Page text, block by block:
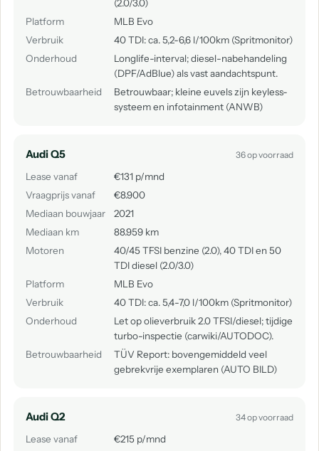
(2.0/3.0)
Platform
MLB Evo
Verbruik
40 TDI: ca. 5,2-6,6 l/100km (Spritmonitor)
Onderhoud
Longlife-interval; diesel-nabehandeling
(DPF/AdBlue) als vast aandachtspunt.
Betrouwbaarheid
Betrouwbaar; kleine euvels zijn keyless-
systeem en infotainment (ANWB)
Audi Q5 36 op voorraad
Lease vanaf
€131 p/mnd
Vraagprijs vanaf
€8.900
Mediaan bouwjaar
2021
Mediaan km
88.959 km
Motoren
40/45 TFSI benzine (2.0), 40 TDI en 50
TDI diesel (2.0/3.0)
Platform
MLB Evo
Verbruik
40 TDI: ca. 5,4-7,0 l/100km (Spritmonitor)
Onderhoud
Let op olieverbruik 2.0 TFSI/diesel; tijdige
turbo-inspectie (carwiki/AUTODOC).
Betrouwbaarheid
TÜV Report: bovengemiddeld veel
gebrekvrije exemplaren (AUTO BILD)
Audi Q2 34 op voorraad
Lease vanaf
€215 p/mnd